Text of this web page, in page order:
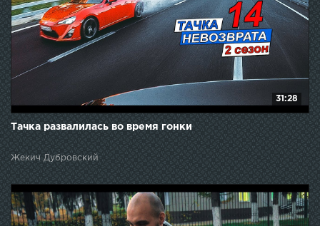
31:28
Тачка развалилась во время гонки
Жекич Дубровский